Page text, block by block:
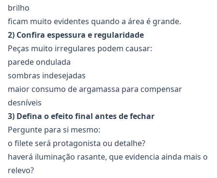
brilho
ficam muito evidentes quando a área é grande.
2) Confira espessura e regularidade
Peças muito irregulares podem causar:
parede ondulada
sombras indesejadas
maior consumo de argamassa para compensar
desníveis
3) Defina o efeito final antes de fechar
Pergunte para si mesmo:
o filete será protagonista ou detalhe?
haverá iluminação rasante, que evidencia ainda mais o
relevo?